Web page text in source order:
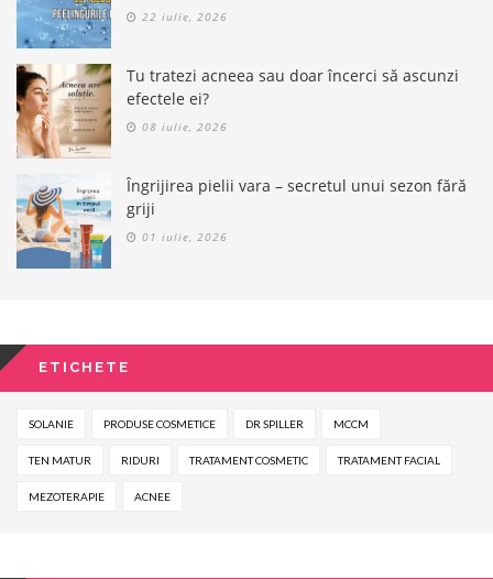
22 iulie, 2026
Tu tratezi acneea sau doar încerci să ascunzi
efectele ei?
08 iulie, 2026
Îngrijirea pielii vara – secretul unui sezon fără
griji
01 iulie, 2026
ETICHETE
SOLANIE PRODUSE COSMETICE DR SPILLER MCCM
TEN MATUR RIDURI TRATAMENT COSMETIC TRATAMENT FACIAL
MEZOTERAPIE ACNEE